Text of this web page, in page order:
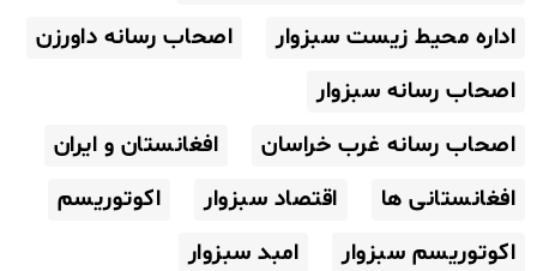
اداره محیط زیست سبزوار
اصحاب رسانه داورزن
اصحاب رسانه سبزوار
اصحاب رسانه غرب خراسان
افغانستان و ایران
افغانستانی ها
اقتصاد سبزوار
اکوتوریسم
اکوتوریسم سبزوار
امبد سبزوار